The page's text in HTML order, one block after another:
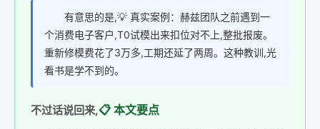
有意思的是,💡 真实案例：赫兹团队之前遇到一
个消费电子客户,T0试模出来扣位对不上,整批报废。
重新修模费花了3万多,工期还延了两周。这种教训,光
看书是学不到的。
不过话说回来,📋 本文要点